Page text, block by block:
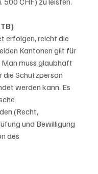
erfolgen, reicht die
Kantonen gilt für
Man muss glaubhaft
die Schutzperson
werden kann. Es
(Recht,
und Bewilligung
des